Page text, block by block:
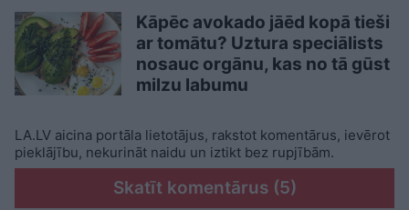
Kāpēc avokado jāēd kopā tieši
ar tomātu? Uztura speciālists
nosauc orgānu, kas no tā gūst
milzu labumu
LA.LV aicina portāla lietotājus, rakstot komentārus, ievērot
pieklājību, nekurināt naidu un iztikt bez rupjībām.
Skatīt komentārus (5)